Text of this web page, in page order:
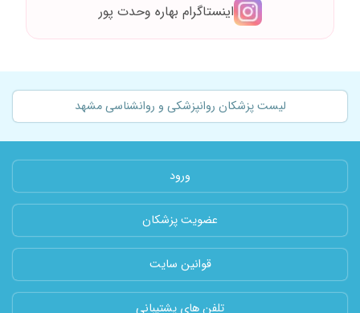
اینستاگرام بهاره وحدت پور
لیست پزشکان روانپزشکی و روانشناسی مشهد
ورود
عضویت پزشکان
قوانین سایت
تلفن های پشتیبانی